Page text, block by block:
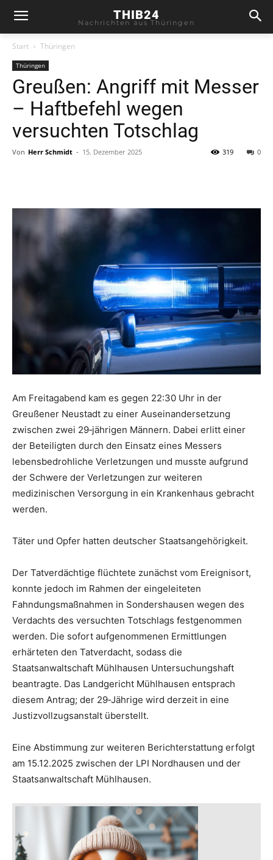
THIB24
Nachrichten aus Thüringen
Start Thüringen
Thüringen
Greußen: Angriff mit Messer
– Haftbefehl wegen
versuchten Totschlag
Von Herr Schmidt - 15. Dezember 2025 0
319
Am Freitagabend kam es gegen 22:30 Uhr in der
Greußener Neustadt zu einer Auseinandersetzung
zwischen zwei 29‑jährigen Männern. Dabei erlitt einer
der Beteiligten durch den Einsatz eines Messers
lebensbedrohliche Verletzungen und musste aufgrund
der Schwere der Verletzungen zur weiteren
medizinischen Versorgung in ein Krankenhaus gebracht
werden.
Täter und Opfer hatten deutscher Staatsangehörigkeit.
Der Tatverdächtige flüchtete zunächst vom Ereignisort,
konnte jedoch im Rahmen der eingeleiteten
Fahndungsmaßnahmen in Sondershausen wegen des
Verdachts des versuchten Totschlags festgenommen
werden. Die sofort aufgenommenen Ermittlungen
erhärteten den Tatverdacht, sodass die
Staatsanwaltschaft Mühlhausen Untersuchungshaft
beantragte. Das Landgericht Mühlhausen entsprach
diesem Antrag; der 29‑Jährige wird derzeit in eine
Justizvollzugsanstalt überstellt.
Eine Abstimmung zur weiteren Berichterstattung erfolgt
am 15.12.2025 zwischen der LPI Nordhausen und der
Staatsanwaltschaft Mühlhausen.